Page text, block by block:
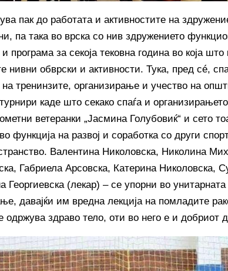
пак до работата и активностите на
па така во врска со нив здружението
програма за секоја тековна година во која
нивни обврски и активности. Тука, пред сé,
тренинзите, организирање и учество на
каде што секако спаѓа и
ветеранки „Јасмина Голубовиќ“ и сето
функција на развој и соработка со други
Валентина Николовска, Николина
Габриела Арсовска, Катерина Николовска,
Георгиевска (лекар) – се упорни во
давајќи им вредна лекција на помладите
одржува здраво тело, оти во него е и добриот